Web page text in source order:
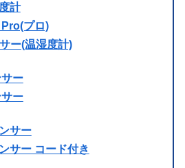
計
プロ)
ー(温湿度計)
ー
ー
サー
サー コード付き